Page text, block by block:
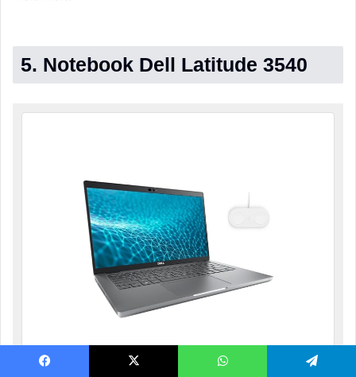
5. Notebook Dell Latitude 3540
Dell Notebook empresarial Latitude 5431,